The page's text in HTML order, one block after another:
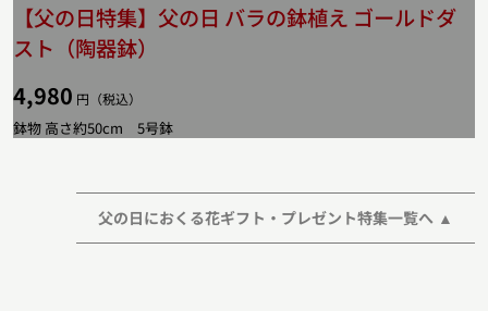
【父の日特集】父の日 バラの鉢植え ゴールドダ
スト（陶器鉢）
4,980 円（税込）
鉢物 高さ約50cm 5号鉢
父の日におくる花ギフト・プレゼント特集一覧へ